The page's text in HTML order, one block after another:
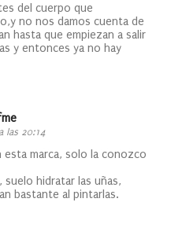
del cuerpo que
no nos damos cuenta de
hasta que empiezan a salir
y entonces ya no hay
las 20:14
esta marca, solo la conozco
suelo hidratar las uñas,
bastante al pintarlas.